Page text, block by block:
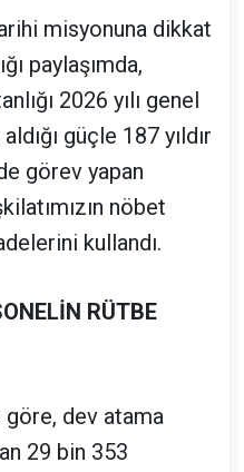
misyonuna dikkat
paylaşımda,
2026 yılı genel
güçle 187 yıldır
görev yapan
nöbet
kullandı.
RÜTBE
dev atama
29 bin 353